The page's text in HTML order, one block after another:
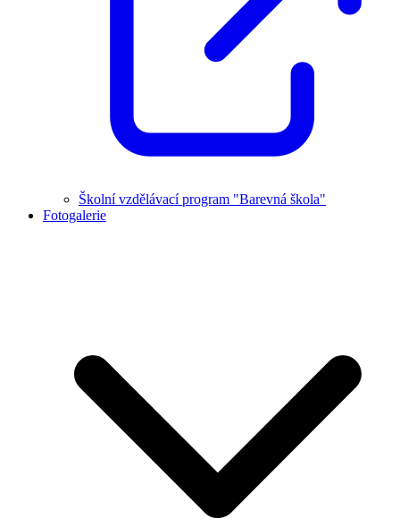
Školní vzdělávací program "Barevná škola"
Fotogalerie